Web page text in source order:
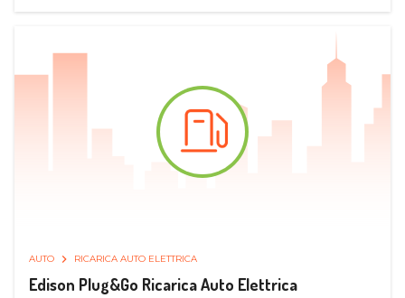
AUTO RICARICA AUTO ELETTRICA
Edison Plug&Go Ricarica Auto Elettrica